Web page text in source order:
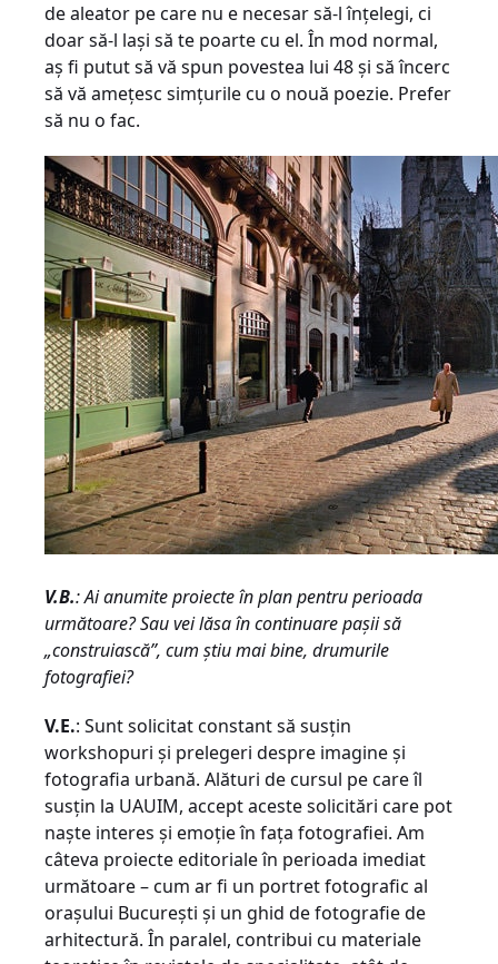
de aleator pe care nu e necesar să-l înţelegi, ci
doar să-l laşi să te poarte cu el. În mod normal,
aş fi putut să vă spun povestea lui 48 şi să încerc
să vă ameţesc simţurile cu o nouă poezie. Prefer
să nu o fac.
V.B.: Ai anumite proiecte în plan pentru perioada
următoare? Sau vei lăsa în continuare paşii să
„construiască”, cum ştiu mai bine, drumurile
fotografiei?
V.E.: Sunt solicitat constant să susţin
workshopuri şi prelegeri despre imagine şi
fotografia urbană. Alături de cursul pe care îl
susţin la UAUIM, accept aceste solicitări care pot
naşte interes şi emoţie în faţa fotografiei. Am
câteva proiecte editoriale în perioada imediat
următoare – cum ar fi un portret fotografic al
oraşului Bucureşti şi un ghid de fotografie de
arhitectură. În paralel, contribui cu materiale